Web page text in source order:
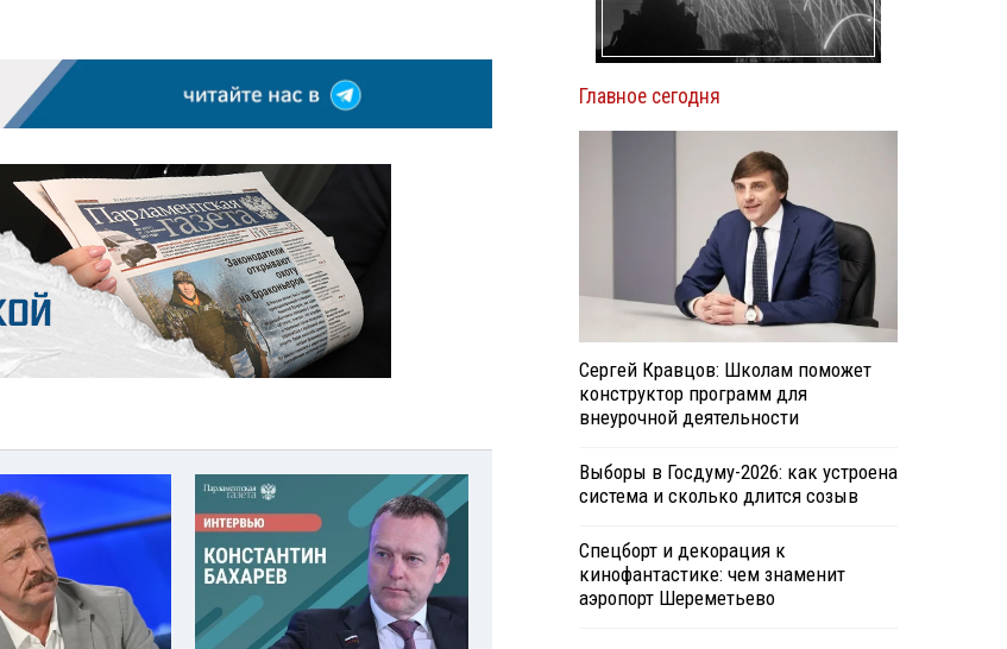
Главное сегодня
Сергей Кравцов: Школам поможет
конструктор программ для
внеурочной деятельности
Выборы в Госдуму-2026: как устроена
система и сколько длится созыв
Спецборт и декорация к
кинофантастике: чем знаменит
аэропорт Шереметьево